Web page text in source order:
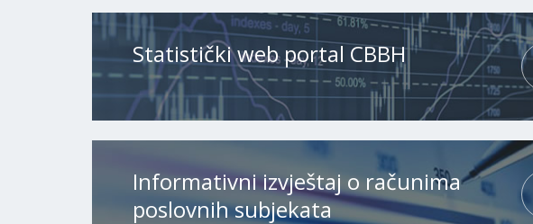
Statistički web portal CBBH
Informativni izvještaj o računima
poslovnih subjekata